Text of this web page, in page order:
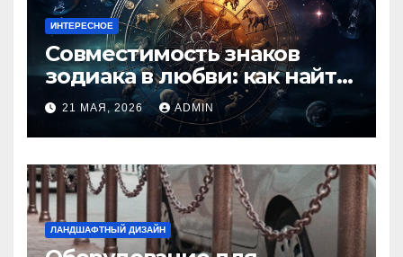
ИНТЕРЕСНОЕ
Совместимость знаков
зодиака в любви: как найти
идеальную пару и
избежать конфликтов
21 МАЯ, 2026 ADMIN
ЛАНДШАФТНЫЙ ДИЗАЙН